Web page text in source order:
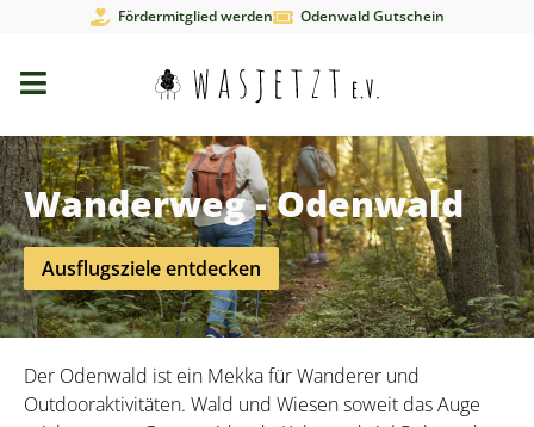
Fördermitglied werden Odenwald Gutschein
Wanderweg - Odenwald
Ausflugsziele entdecken
Der Odenwald ist ein Mekka für Wanderer und
Outdooraktivitäten. Wald und Wiesen soweit das Auge